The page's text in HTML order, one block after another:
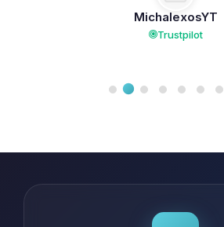
MichalexosYT
Trustpilot